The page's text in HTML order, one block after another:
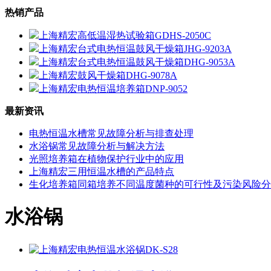
热销产品
上海精宏高低温湿热试验箱GDHS-2050C
上海精宏台式电热恒温鼓风干燥箱JHG-9203A
上海精宏台式电热恒温鼓风干燥箱DHG-9053A
上海精宏鼓风干燥箱DHG-9078A
上海精宏电热恒温培养箱DNP-9052
最新资讯
电热恒温水槽常见故障分析与排查处理
水浴锅常见故障分析与解决方法
光照培养箱在植物保护行业中的应用
上海精宏三用恒温水槽的产品特点
生化培养箱同箱培养不同温度菌种的可行性及污染风险
水浴锅